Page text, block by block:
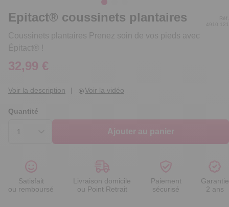
Epitact® coussinets plantaires
Coussinets plantaires Prenez soin de vos pieds avec
Épitact® !
Réf.
4910.121
32,99 €
Voir la description | Voir la vidéo
Quantité
Ajouter au panier
Satisfait
ou remboursé
Livraison domicile
ou Point Retrait
Paiement
sécurisé
Garantie
2 ans